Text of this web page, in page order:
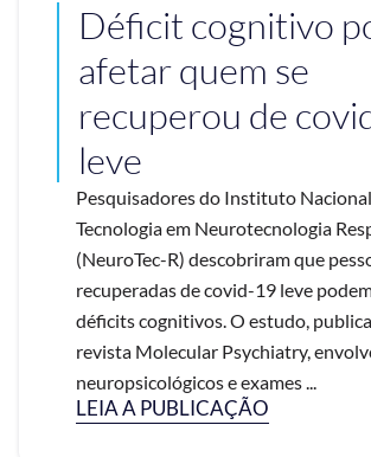
Déficit cognitivo
afetar quem se
recuperou de
leve
Pesquisadores do Instituto
Tecnologia em Neurotecnologia
(NeuroTec-R) descobriram que
recuperadas de covid-19 leve
déficits cognitivos. O estudo,
revista Molecular Psychiatry,
neuropsicológicos e exames ...
LEIA A PUBLICAÇÃO